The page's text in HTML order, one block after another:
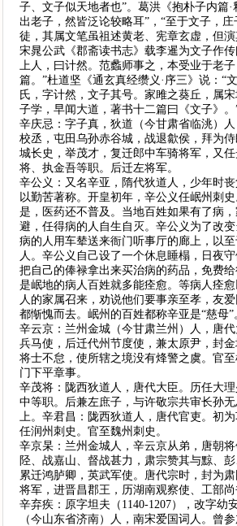
子、文子似天地者也”。葛洪《抱朴子内篇
出老子，然皆泛论较略耳”，“至于文子，
徒，其属文笔虽祖述黄老、宪章玄虚，但演
宋晁公武《郡斋读书志》载李暹为文子作
上人，曰计然。范蠡师事之，本受业于老
篇。”杜道坚《通玄真经缵义·序三》说：“
氏，字计然，文子其号。家雎之葵丘，属
子学，早闻大道，著书十二篇曰《文子》。
辛庆忌：字子真，狄道（今甘肃省临洮）
校丞，屯田乌孙赤谷城，战退歙侯，拜为
城长史，举茂才，复迁郎中车骑将军，又
将、执金吾等职。后迁左将军。
辛公义：又名辛亚，隋代狄道人，少年时丧
以勤苦著称。开皇初年，辛公义任岷州刺
是，医药还不普及。当地百姓如果有了病
避，任得病的人自生自灭。辛公义为了改
病的人用车辇送来衙门听事厅的廊上，以
人。辛公义自己设了一个休息睡榻，日夜
把自己的俸禄拿出来买治病的药品，免费
是岷地的病人百姓就多能痊愈。等病人痊
人的家属召来，劝说他们要事亲至孝，友
都惭愧而去。岷州的百姓都称辛亚是“慈母”
辛云京：兰州金城（今甘肃兰州）人，唐
兵马使，后迁代州节度使，兼太原尹，封金
将士不怠，使所辖之境没有烽警之虞。官
门下平章事。
辛茂将：陇西狄道人，唐代大臣。历任大
中等职。后兼左庶子，与许敬宗共审长孙
上。辛君昌：陇西狄道人，唐代官吏。初
任润州刺史。官至魏州刺史。
辛京杲：兰州金城人，辛云京从弟，唐朝
陉、战嘉山、督战甚力，肃宗赞其与黥、彭
累迁鸿胪卿，英武军使。唐代宗时，封为
将军，进晋昌郡王，历湖南观察使、工部尚
辛弃疾：原字坦夫（1140-1207），改字幼
（今山东省济南）人，南宋爱国词人。曾